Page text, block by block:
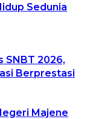
Sedunia
SNBT 2026,
Berprestasi
Majene